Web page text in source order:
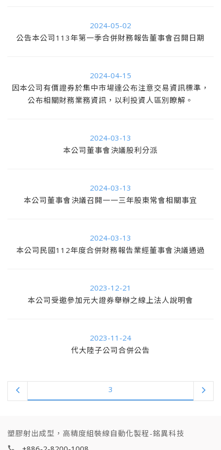
2024-05-02
公告本公司113年第一季合併財務報告董事會召開日期
2024-04-15
因本公司有價證券於集中市場達公布注意交易資訊標準，
公布相關財務業務資訊，以利投資人區別瞭解。
2024-03-13
本公司董事會決議股利分派
2024-03-13
本公司董事會決議召開一一三年股東常會相關事宜
2024-03-13
本公司民國112年度合併財務報告業經董事會決議通過
2023-12-21
本公司受邀參加元大證券舉辦之線上法人說明會
2023-11-24
代大陸子公司合併公告
3
塑膠射出成型，高精度組裝線自動化製程-銘異科技